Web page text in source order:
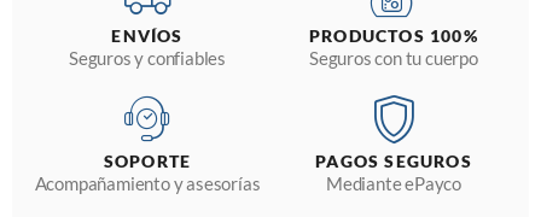
ENVÍOS
Seguros y confiables
SOPORTE
Acompañamiento y asesorías
PRODUCTOS 100%
Seguros con tu cuerpo
PAGOS SEGUROS
Mediante ePayco